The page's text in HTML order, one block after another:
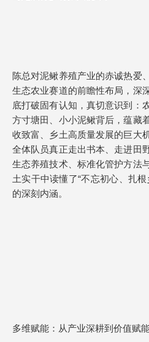
陈总对泥鳅养殖产业的赤诚热爱
生态农业赛道的前瞻性布局，深
底打破固有认知，真切意识到：
方寸塘田、小小泥鳅背后，蕴藏
收致富、乡土高质量发展的巨大
全体队员真正走出书本、走进田
生态养殖技术、标准化管护方法
土实干中读懂了“不忘初心、扎
的深刻内涵。
多维赋能：从产业深耕到价值赋